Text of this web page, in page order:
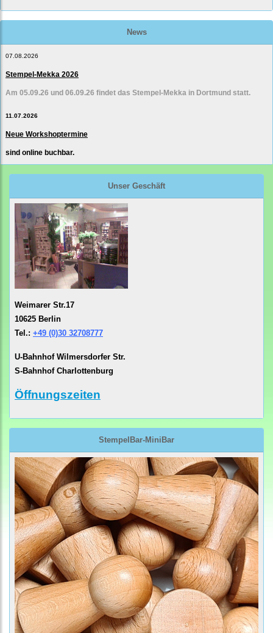
News
07.08.2026
Stempel-Mekka 2026
Am 05.09.26 und 06.09.26 findet das Stempel-Mekka in Dortmund statt.
11.07.2026
Neue Workshoptermine
sind online buchbar.
Unser Geschäft
Weimarer Str.17
10625 Berlin
Tel.: +49 (0)30 32708777
U-Bahnhof Wilmersdorfer Str.
S-Bahnhof Charlottenburg
Öffnungszeiten
StempelBar-MiniBar